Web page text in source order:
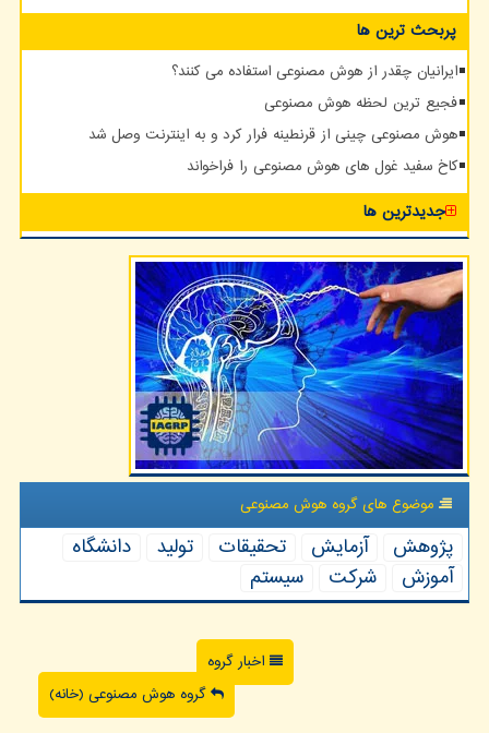
پربحث ترین ها
ایرانیان چقدر از هوش مصنوعی استفاده می کنند؟
فجیع ترین لحظه هوش مصنوعی
هوش مصنوعی چینی از قرنطینه فرار کرد و به اینترنت وصل شد
کاخ سفید غول های هوش مصنوعی را فراخواند
جدیدترین ها
موضوع های گروه هوش مصنوعی
پژوهش آزمایش تحقیقات تولید
دانشگاه
آموزش
شركت سیستم
اخبار گروه
گروه هوش مصنوعی (خانه)